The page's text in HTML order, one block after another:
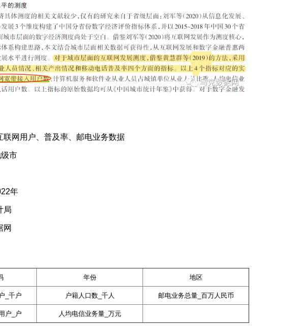
联网用户、普及率、邮电业务数据
市
年
局
网
年份 地区
_千户 户籍人口数_千人 邮电业务总量_百万人民币
户_户 人均电信业务量_万元